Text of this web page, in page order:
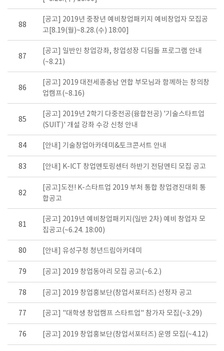
88
[공고] 2019년 중장년 예비창업패키지 예비창업자 모집공
고[8.19(월)~8.28.(수) 18:00]
87
[공고] 일반인 창업강좌, 창업성장 디딤돌 프로그램 안내
(~8.21)
86
[공고] 2019 대전세종충남 연합 부모님과 함께하는 창의창
업캠프(~8.16)
85
[공고] 2019년 2학기 다중전공(융합전공) '기술스타트업
(SUIT)' 개설 강좌 수강 신청 안내
84 [안내] 기술창업아카데미&토크콘서트 안내
83 [안내] K-ICT 창업멘토링센터 하반기 전담멘티 모집 공고
82
[공고]도전! K-스타트업 2019 부처 통합 창업경진대회 통
합공고
81
[공고] 2019년 예비창업패키지(일반 2차) 예비 창업자 모
집공고(~6.24. 18:00)
80 [안내] 유성구청 청년드림아카데미
79 [공고] 2019 창업동아리 모집 공고(~6.2.)
78 [공고] 2019 창업홍보단(창업서포터즈) 선정자 공고
77 [공고] "대학생 창업캠프 스타트업" 참가자 모집(~3.29)
76 [공고] 2019 창업홍보단(창업서포터즈) 운영 모집(~4.12)